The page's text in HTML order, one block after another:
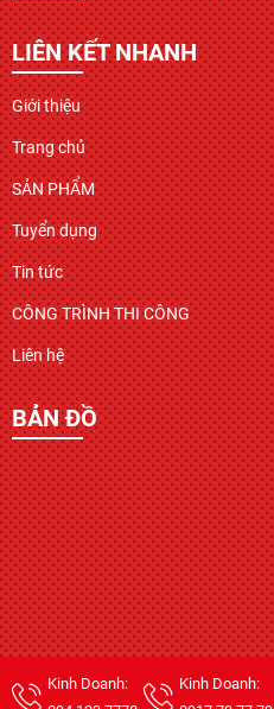
LIÊN KẾT NHANH
Giới thiệu
Trang chủ
SẢN PHẨM
Tuyển dụng
Tin tức
CÔNG TRÌNH THI CÔNG
Liên hệ
BẢN ĐỒ
Kinh Doanh:
Kinh Doanh: